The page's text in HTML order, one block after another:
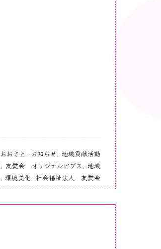
おおさと, お知らせ, 地域貢献活動
, 友愛会 オリジナルビブス, 地域
, 環境美化, 社会福祉法人 友愛会